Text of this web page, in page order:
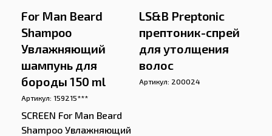
For Man Beard
Shampoo
Увлажняющий
шампунь для
бороды 150 ml
Артикул: 159215***
SCREEN For Man Beard
Shampoo Увлажняющий
LS&B Preptonic
прептоник-спрей
для утолщения
волос
Артикул: 200024